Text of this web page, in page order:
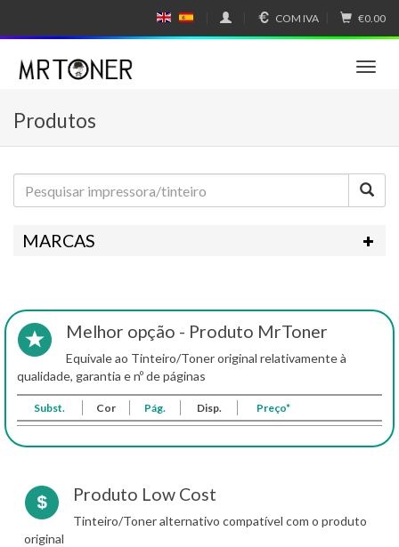
N
SP
COM IVA €0.00
T
n
a
v
g
Produtos
MARCAS
Melhor opção - Produto MrToner
Equivale ao Tinteiro/Toner original relativamente à
qualidade, garantia e nº de páginas
Subst. Cor Pág. Disp. Preço*
Produto Low Cost
Tinteiro/Toner alternativo compatível com o produto
original